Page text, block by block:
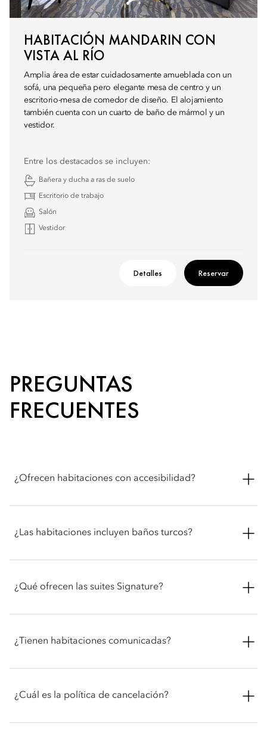
HABITACIÓN MANDARIN CON
VISTA AL RÍO
Amplia área de estar cuidadosamente amueblada con un
sofá, una pequeña pero elegante mesa de centro y un
escritorio-mesa de comedor de diseño. El alojamiento
también cuenta con un cuarto de baño de mármol y un
vestidor.
Entre los destacados se incluyen:
Bañera y ducha a ras de suelo
Escritorio de trabajo
Salón
Vestidor
Detalles Reservar
PREGUNTAS
FRECUENTES
¿Ofrecen habitaciones con accesibilidad?
de accesibilidad, como barras de apoyo en el baño, una
¿Las habitaciones incluyen baños turcos?
turco en la habitación. Por favor, informe a la recepción en el
¿Qué ofrecen las suites Signature?
con sala de estar y comedor en ambientes separados, para
¿Tienen habitaciones comunicadas?
ideales para familias o grupos grandes que viajan juntos. Por
favor, contacte con la recepción con antelación para organizar
¿Cuál es la política de cancelación?